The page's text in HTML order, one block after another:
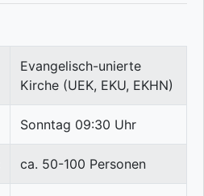
Evangelisch-unierte
Kirche (UEK, EKU, EKHN)
Sonntag 09:30 Uhr
ca. 50-100 Personen